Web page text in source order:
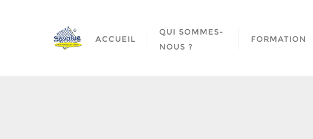
ACCUEIL
QUI SOMMES-
NOUS ?
FORMATION